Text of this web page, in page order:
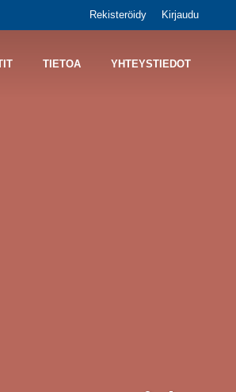
Rekisteröidy Kirjaudu
TIETOA YHTEYSTIEDOT